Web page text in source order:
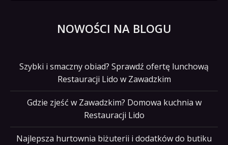
NOWOŚCI NA BLOGU
Szybki i smaczny obiad? Sprawdź ofertę lunchową
Restauracji Lido w Zawadzkim
Gdzie zjeść w Zawadzkim? Domowa kuchnia w
Restauracji Lido
Najlepsza hurtownia biżuterii i dodatków do butiku